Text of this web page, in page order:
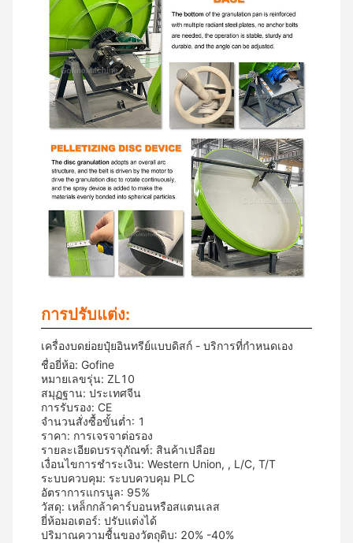
การปรับแต่ง:
เครื่องบดย่อยปุ๋ยอินทรีย์แบบดิสก์ - บริการที่กำหนดเอง
ชื่อยี่ห้อ: Gofine
หมายเลขรุ่น: ZL10
สมุฏฐาน: ประเทศจีน
การรับรอง: CE
จำนวนสั่งซื้อขั้นต่ำ: 1
ราคา: การเจรจาต่อรอง
รายละเอียดบรรจุภัณฑ์: สินค้าเปลือย
เงื่อนไขการชำระเงิน: Western Union, , L/C, T/T
ระบบควบคุม: ระบบควบคุม PLC
อัตราการแกรนูล: 95%
วัสดุ: เหล็กกล้าคาร์บอนหรือสแตนเลส
ยี่ห้อมอเตอร์: ปรับแต่งได้
ปริมาณความชื้นของวัตถุดิบ: 20% -40%